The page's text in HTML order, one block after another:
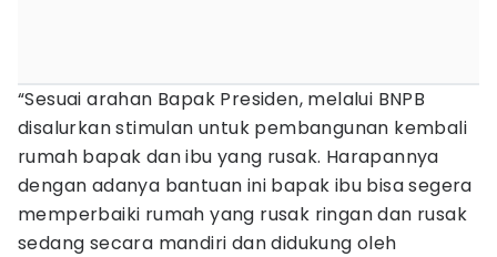
“Sesuai arahan Bapak Presiden, melalui BNPB
disalurkan stimulan untuk pembangunan kembali
rumah bapak dan ibu yang rusak. Harapannya
dengan adanya bantuan ini bapak ibu bisa segera
memperbaiki rumah yang rusak ringan dan rusak
sedang secara mandiri dan didukung oleh